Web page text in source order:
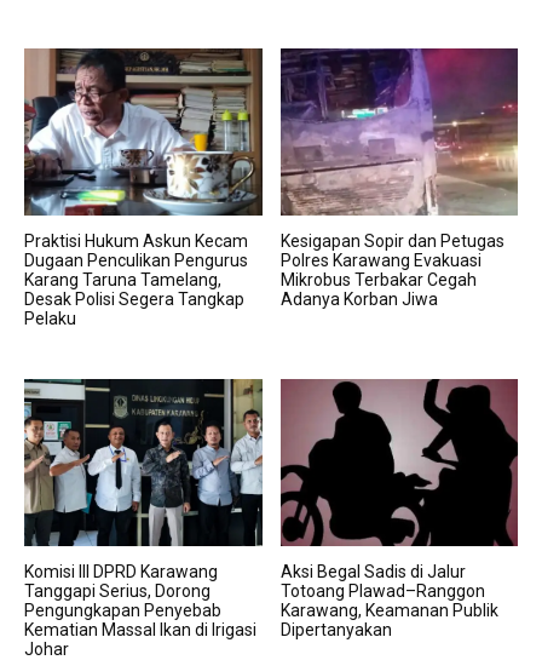
Praktisi Hukum Askun Kecam
Dugaan Penculikan Pengurus
Karang Taruna Tamelang,
Desak Polisi Segera Tangkap
Pelaku
Kesigapan Sopir dan Petugas
Polres Karawang Evakuasi
Mikrobus Terbakar Cegah
Adanya Korban Jiwa
Komisi III DPRD Karawang
Tanggapi Serius, Dorong
Pengungkapan Penyebab
Kematian Massal Ikan di Irigasi
Johar
Aksi Begal Sadis di Jalur
Totoang Plawad–Ranggon
Karawang, Keamanan Publik
Dipertanyakan